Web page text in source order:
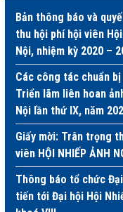
Bản thông báo và
thu hội phí hội viên
Nội, nhiệm kỳ 2020 –
Các công tác chuẩn
Triển lãm liên hoan
Nội lần thứ IX, năm
Giấy mời: Trân trọng
viên HỘI NHIẾP ẢNH
Thông báo tổ chức
tiến tới Đại hội Hội